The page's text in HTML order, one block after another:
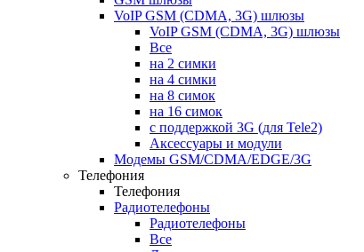
VoIP GSM (CDMA, 3G) шлюзы
VoIP GSM (CDMA, 3G) шлюзы
Все
на 2 симки
на 4 симки
на 8 симок
на 16 симок
с поддержкой 3G (для Tele2)
Аксессуары и модули
Модемы GSM/CDMA/EDGE/3G
Телефония
Телефония
Радиотелефоны
Радиотелефоны
Все